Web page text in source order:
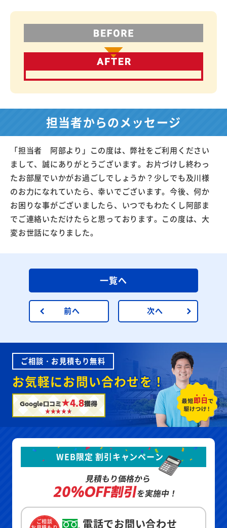
担当者からのメッセージ
「担当者 阿部より」この度は、弊社をご利用ください
まして、誠にありがとうございます。お片づけし終わっ
たお部屋でいかがお過ごしでしょうか？少しでも及川様
のお力になれていたら、幸いでございます。今後、何か
お困りな事がございましたら、いつでもわたくし阿部ま
でご連絡いただけたらと思っております。この度は、大
変お世話になりました。
前へ
一覧へ
次へ
ご相談・お見積もり無料
お気軽にお問い合わせを！
Google口コミ★4.8獲得
WEB限定 割引キャンペーン
見積もり価格から
20%OFF割引を実施中！
ご相談
電話でお問い合わせ